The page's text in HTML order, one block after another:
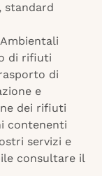
standard
di rifiuti
di
e
dei rifiuti
contenenti
servizi e
consultare il